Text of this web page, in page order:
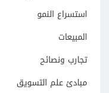
استسراع النمو
المبيعات
تجارب ونصائح
مبادئ علم التسويق